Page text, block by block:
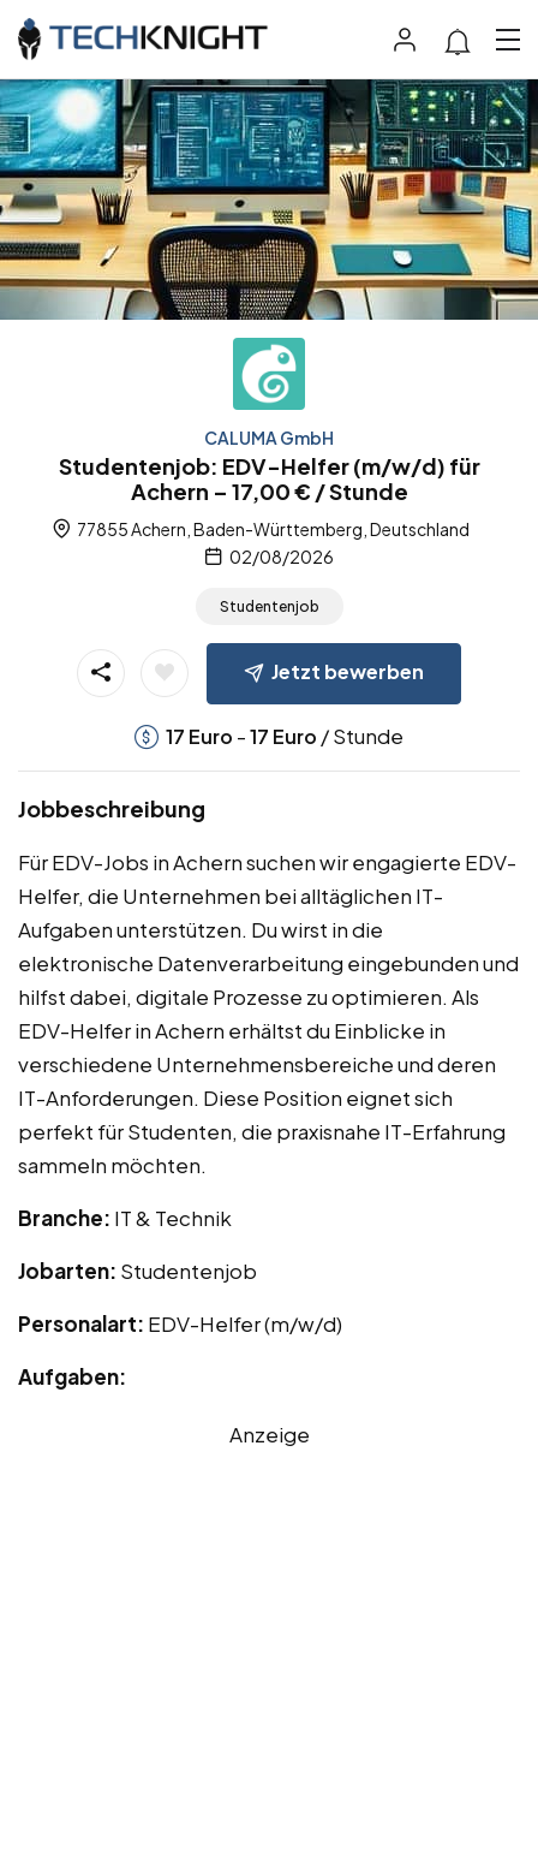
CALUMA GmbH
Studentenjob: EDV-Helfer (m/w/d) für
Achern – 17,00 € / Stunde
77855 Achern, Baden-Württemberg, Deutschland
02/08/2026
Studentenjob
Jetzt bewerben
17 Euro -17 Euro / Stunde
Jobbeschreibung
Für EDV-Jobs in Achern suchen wir engagierte EDV-
Helfer, die Unternehmen bei alltäglichen IT-
Aufgaben unterstützen. Du wirst in die
elektronische Datenverarbeitung eingebunden und
hilfst dabei, digitale Prozesse zu optimieren. Als
EDV-Helfer in Achern erhältst du Einblicke in
verschiedene Unternehmensbereiche und deren
IT-Anforderungen. Diese Position eignet sich
perfekt für Studenten, die praxisnahe IT-Erfahrung
sammeln möchten.
Branche: IT & Technik
Jobarten: Studentenjob
Personalart: EDV-Helfer (m/w/d)
Aufgaben:
Anzeige